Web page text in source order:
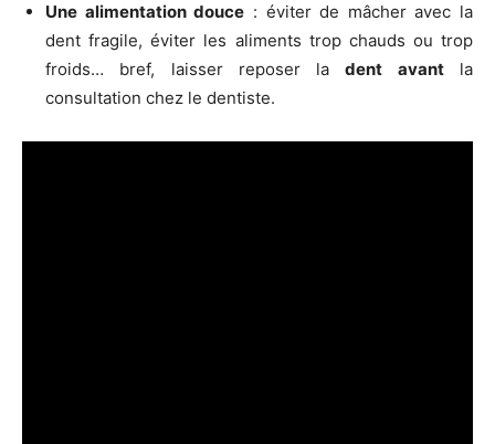
Une alimentation douce : éviter de mâcher avec la
dent fragile, éviter les aliments trop chauds ou trop
froids… bref, laisser reposer ladent avantla
consultation chez le dentiste.